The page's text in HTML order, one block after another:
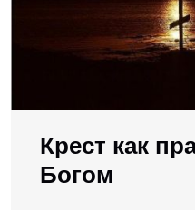
Крест как
Богом